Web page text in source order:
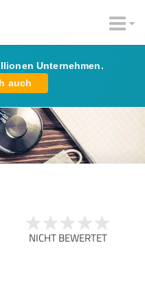
Unternehmen.
auch
NICHT BEWERTET